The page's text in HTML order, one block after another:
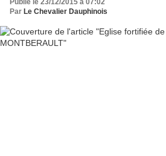
Publié le 23/12/2015 à 07:02
Par Le Chevalier Dauphinois